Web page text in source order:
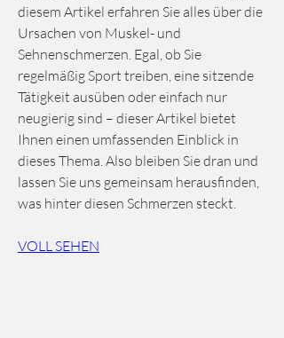
diesem Artikel erfahren Sie alles über die
Ursachen von Muskel- und
Sehnenschmerzen. Egal, ob Sie
regelmäßig Sport treiben, eine sitzende
Tätigkeit ausüben oder einfach nur
neugierig sind – dieser Artikel bietet
Ihnen einen umfassenden Einblick in
dieses Thema. Also bleiben Sie dran und
lassen Sie uns gemeinsam herausfinden,
was hinter diesen Schmerzen steckt.
VOLL SEHEN